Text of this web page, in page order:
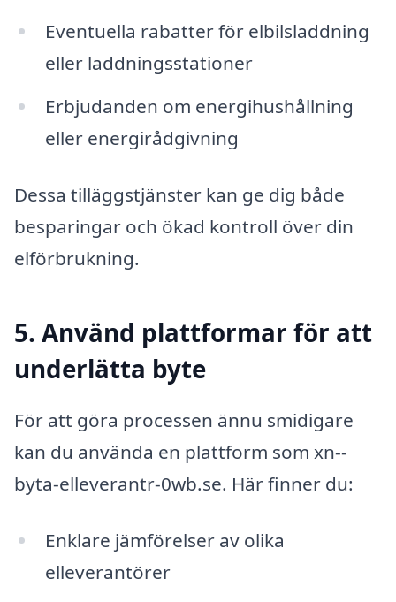
Eventuella rabatter för elbilsladdning
eller laddningsstationer
Erbjudanden om energihushållning
eller energirådgivning
Dessa tilläggstjänster kan ge dig både
besparingar och ökad kontroll över din
elförbrukning.
5. Använd plattformar för att
underlätta byte
För att göra processen ännu smidigare
kan du använda en plattform som xn--
byta-elleverantr-0wb.se. Här finner du:
Enklare jämförelser av olika
elleverantörer